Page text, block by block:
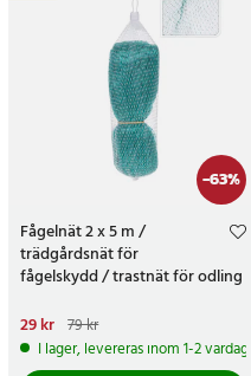
-63%
Fågelnät 2 x 5 m /
trädgårdsnät för
fågelskydd / trastnät för odling
Nuvarande pris
pris:79 kr
29 kr 79 kr
I lager, levereras inom 1-2 vardagar